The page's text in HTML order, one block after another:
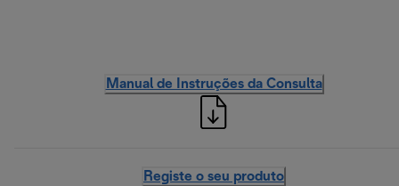
Manual de Instruções da Consulta
Registe o seu produto